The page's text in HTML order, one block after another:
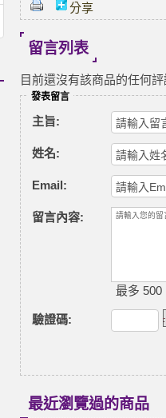
分享
留言列表
目前還沒有該商品的任何
發表留言
主旨:
姓名:
Email:
留言內容:
最多 500
驗證碼:
最近瀏覽過的商品